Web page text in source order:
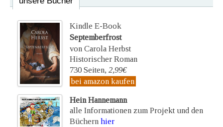
Kindle E-Book
Septemberfrost
von Carola Herbst
Historischer Roman
730 Seiten, 2,99€
bei amazon kaufen
Hein Hannemann
alle Informationen zum Projekt und den
Büchern hier